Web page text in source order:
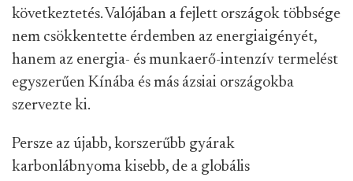
következtetés. Valójában a fejlett országok többsége
nem csökkentette érdemben az energiaigényét,
hanem az energia- és munkaerő-intenzív termelést
egyszerűen Kínába és más ázsiai országokba
szervezte ki.
Persze az újabb, korszerűbb gyárak
karbonlábnyoma kisebb, de a globális